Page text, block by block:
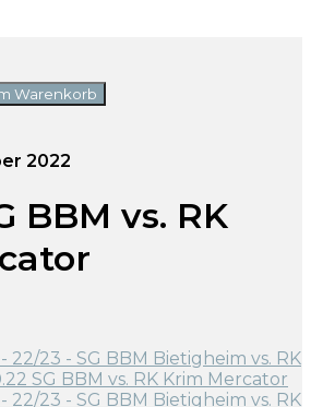
Warenkorb
2022
BBM vs. RK